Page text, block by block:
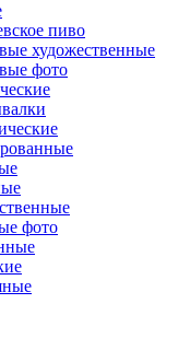
пиво
художественные
фото
фото